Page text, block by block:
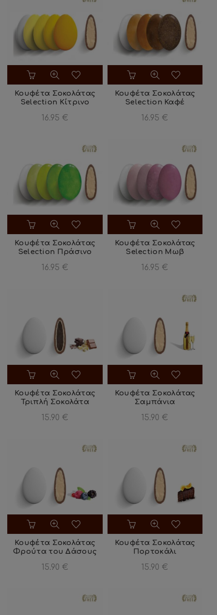
Κουφέτα Σοκολάτας
Selection Κίτρινο
16.95 €
Κουφέτα Σοκολάτας
Selection Καφέ
16.95€
Κουφέτα Σοκολάτας
Selection Πράσινο
16.95 €
Κουφέτα Σοκολάτας
Selection Μωβ
16.95€
Κουφέτα Σοκολάτας
Τριπλή Σοκολάτα
15.90 €
Κουφέτα Σοκολάτας
Σαμπάνια
15.90€
Κουφέτα Σοκολάτας
Φρούτα του Δάσους
15.90 €
Κουφέτα Σοκολάτας
Πορτοκάλι
15.90€